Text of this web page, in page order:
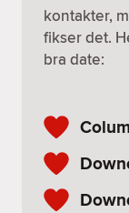
kontakter,
fikser det.
bra date: